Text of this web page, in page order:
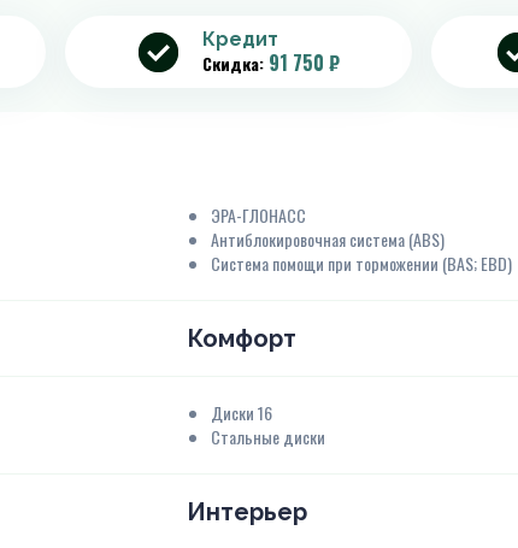
Кредит
Скидка: 91 750 ₽
ЭРА-ГЛОНАСС
Антиблокировочная система (ABS)
Система помощи при торможении (BAS; EBD)
Комфорт
Диски 16
Стальные диски
Интерьер